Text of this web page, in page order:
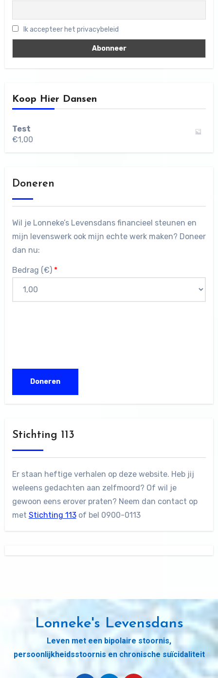
Ik accepteer het privacybeleid
Koop Hier Dansen
Test
€1,00
Doneren
Wil je Lonneke’s Levensdans financieel steunen en
mijn levenswerk ook mijn echte werk maken? Doneer
dan nu:
Bedrag (€) *
Stichting 113
Er staan heftige verhalen op deze website. Heb jij
weleens gedachten aan zelfmoord? Of wil je
gewoon eens erover praten? Neem dan contact op
met Stichting 113of bel 0900-0113
Lonneke's Levensdans
Leven met een bipolaire stoornis,
persoonlijkheidsstoornis en chronische suïcidaliteit